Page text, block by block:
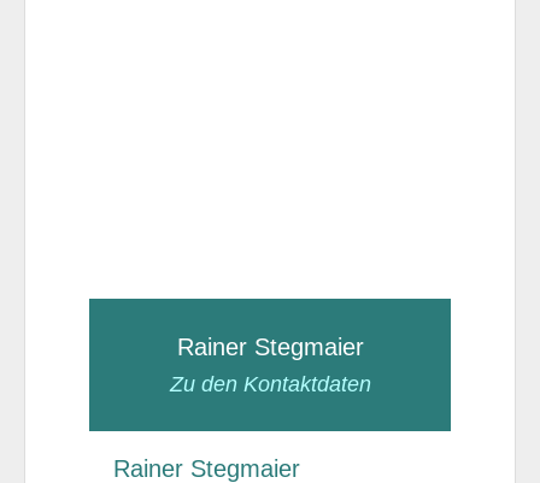
Rainer Stegmaier
Zu den Kontaktdaten
Rainer Stegmaier